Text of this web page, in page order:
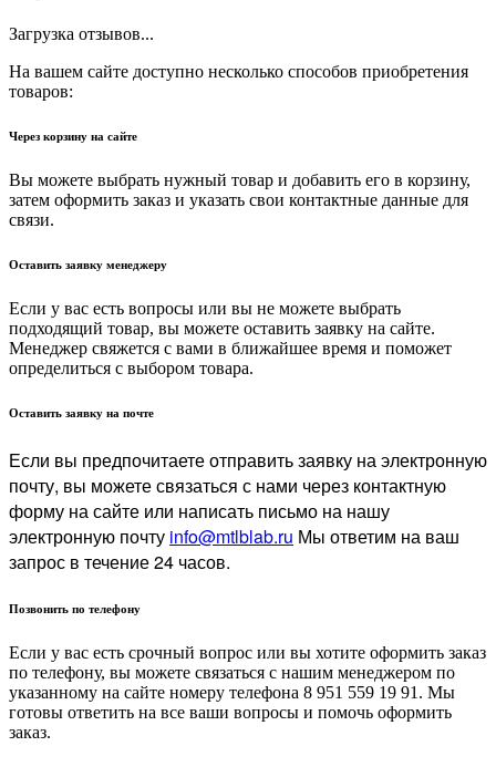
Загрузка отзывов...
На вашем сайте доступно несколько способов приобретения
товаров:
Через корзину на сайте
Вы можете выбрать нужный товар и добавить его в корзину,
затем оформить заказ и указать свои контактные данные для
связи.
Оставить заявку менеджеру
Если у вас есть вопросы или вы не можете выбрать
подходящий товар, вы можете оставить заявку на сайте.
Менеджер свяжется с вами в ближайшее время и поможет
определиться с выбором товара.
Оставить заявку на почте
Если вы предпочитаете отправить заявку на электронную
почту, вы можете связаться с нами через контактную
форму на сайте или написать письмо на нашу
электронную почту info@mtlblab.ru Мы ответим на ваш
запрос в течение 24 часов.
Позвонить по телефону
Если у вас есть срочный вопрос или вы хотите оформить заказ
по телефону, вы можете связаться с нашим менеджером по
указанному на сайте номеру телефона 8 951 559 19 91. Мы
готовы ответить на все ваши вопросы и помочь оформить
заказ.